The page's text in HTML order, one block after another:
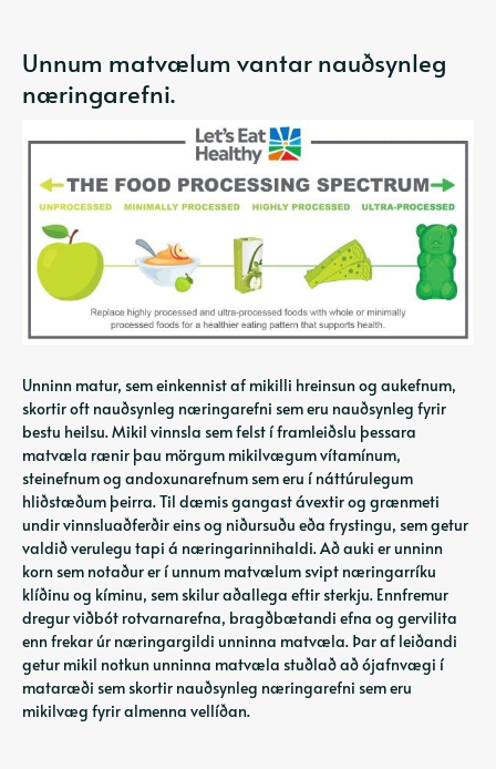
Unnum matvælum vantar nauðsynleg
næringarefni.
Unninn matur, sem einkennist af mikilli hreinsun og aukefnum,
skortir oft nauðsynleg næringarefni sem eru nauðsynleg fyrir
bestu heilsu. Mikil vinnsla sem felst í framleiðslu þessara
matvæla rænir þau mörgum mikilvægum vítamínum,
steinefnum og andoxunarefnum sem eru í náttúrulegum
hliðstæðum þeirra. Til dæmis gangast ávextir og grænmeti
undir vinnsluaðferðir eins og niðursuðu eða frystingu, sem getur
valdið verulegu tapi á næringarinnihaldi. Að auki er unninn
korn sem notaður er í unnum matvælum svipt næringarríku
klíðinu og kíminu, sem skilur aðallega eftir sterkju. Ennfremur
dregur viðbót rotvarnarefna, bragðbætandi efna og gervilita
enn frekar úr næringargildi unninna matvæla. Þar af leiðandi
getur mikil notkun unninna matvæla stuðlað að ójafnvægi í
mataræði sem skortir nauðsynleg næringarefni sem eru
mikilvæg fyrir almenna vellíðan.